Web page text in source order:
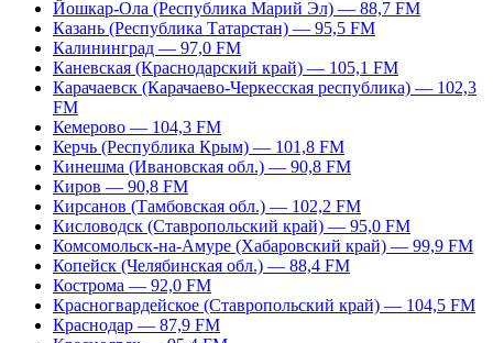
Йошкар-Ола (Республика Марий Эл) — 88,7 FM
Казань (Республика Татарстан) — 95,5 FM
Калининград — 97,0 FM
Каневская (Краснодарский край) — 105,1 FM
Карачаевск (Карачаево-Черкесская республика) — 102,3
FM
Кемерово — 104,3 FM
Керчь (Республика Крым) — 101,8 FM
Кинешма (Ивановская обл.) — 90,8 FM
Киров — 90,8 FM
Кирсанов (Тамбовская обл.) — 102,2 FM
Кисловодск (Ставропольский край) — 95,0 FM
Комсомольск-на-Амуре (Хабаровский край) — 99,9 FM
Копейск (Челябинская обл.) — 88,4 FM
Кострома — 92,0 FM
Красногвардейское (Ставропольский край) — 104,5 FM
Краснодар — 87,9 FM